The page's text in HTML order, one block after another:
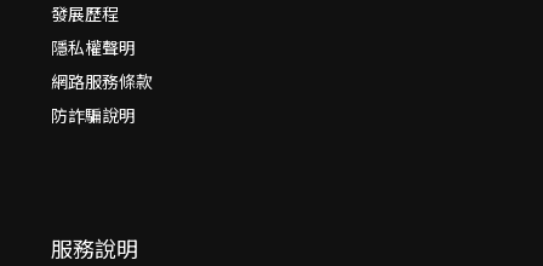
發展歷程
隱私權聲明
網路服務條款
防詐騙說明
服務說明